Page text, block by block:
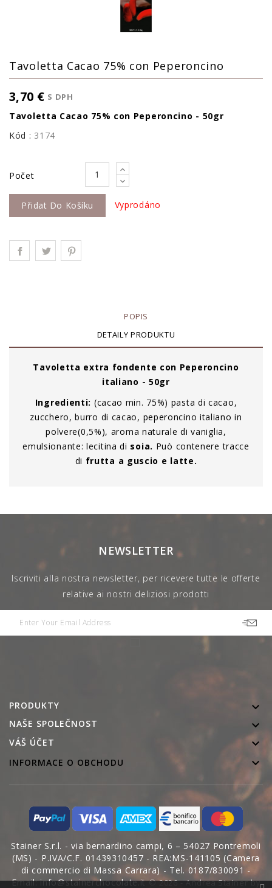
Tavoletta Cacao 75% con Peperoncino
3,70 € S DPH
Tavoletta Cacao 75% con Peperoncino - 50gr
Kód : 3174
Počet
Přidat Do Košíku Vyprodáno
POPIS
DETAILY PRODUKTU
Tavoletta extra fondente con Peperoncino
italiano - 50gr
Ingredienti: (cacao min. 75%) pasta di cacao,
zucchero, burro di cacao, peperoncino italiano in
polvere(0,5%), aroma naturale di vaniglia,
emulsionante: lecitina di soia. Può contenere tracce
di frutta a guscio e latte.
NEWSLETTER
Iscriviti alla nostra newsletter, per ricevere tutte le offerte
relative ai nostri deliziosi prodotti
PRODUKTY 
NAŠE SPOLEČNOST 
VÁŠ ÚČET 
INFORMACE O OBCHODU 
Stainer S.r.l. - via bernardino campi, 6 – 54027 Pontremoli
(MS) - P.IVA/C.F. 01439310457 - REA:MS-141105 (Camera
di commercio di Massa Carrara) - Tel. 0187/830091 -
Email: info@stainerchocolate.it© 2026 - Andrea Stainer by